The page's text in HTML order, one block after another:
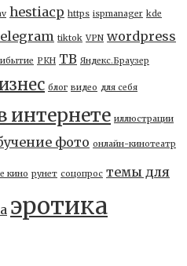
hestiacp https ispmanager kde
tiktok VPN wordpress
РКН ТВ Яндекс.Браузер
блог видео для себя
интернете иллюстрации
фото онлайн-кинотеатр
кино рунет соцопрос темы для
эротика